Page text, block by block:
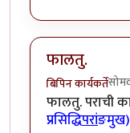
फालतु.
बिपिन कार्यकर्ते
फालतु. पराची
प्रसिद्धिपरांङमुख)